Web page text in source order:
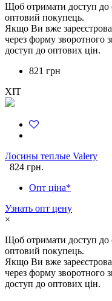
Щоб отримати доступ до
оптовий покупець.
Якщо Ви вже
через форму зворотного
доступ до оптових цін.
821 грн
ХІТ
Лосины теплые Valery
824 грн.
Опт ціна*
Узнать опт цену
×
Щоб отримати доступ до
оптовий покупець.
Якщо Ви вже
через форму зворотного
доступ до оптових цін.